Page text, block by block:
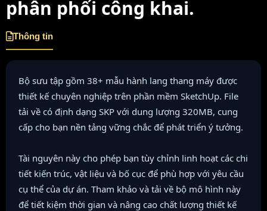
phân phối công khai.
Thông tin
Bộ sưu tập gồm 38+ mẫu hành lang thang máy được
thiết kế chuyên nghiệp trên phần mềm SketchUp. File
tải về có định dạng SKP với dung lượng 320MB, cung
cấp cho bạn nền tảng vững chắc để phát triển ý tưởng.
Tài nguyên này cho phép bạn tùy chỉnh linh hoạt các chi
tiết kiến trúc, vật liệu và bố cục để phù hợp với yêu cầu
cụ thể của dự án. Tham khảo và tải về bộ mô hình này
để tiết kiệm thời gian và nâng cao chất lượng thiết kế